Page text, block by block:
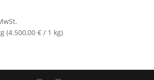
(4.500,00 €/ 1 kg)